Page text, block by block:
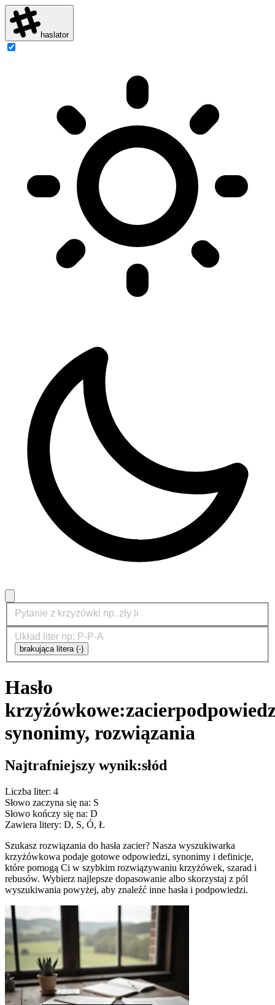
haslator
brakująca litera (-)
Hasło
krzyżówkowe:zacier
synonimy, rozwiązania
Najtrafniejszy wynik:słód
Liczba liter: 4
Słowo zaczyna się na: S
Słowo kończy się na: D
Zawiera litery: D, S, Ó, Ł
Szukasz rozwiązania do hasła zacier? Nasza wyszukiwarka
krzyżówkowa podaje gotowe odpowiedzi, synonimy i definicje,
które pomogą Ci w szybkim rozwiązywaniu krzyżówek, szarad i
rebusów. Wybierz najlepsze dopasowanie albo skorzystaj z pól
wyszukiwania powyżej, aby znaleźć inne hasła i podpowiedzi.